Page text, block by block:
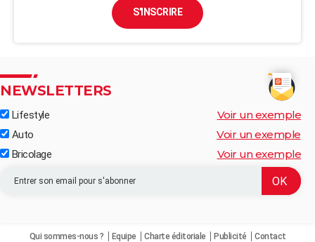
S'INSCRIRE
NEWSLETTERS
Lifestyle Voir un exemple
Auto Voir un exemple
Bricolage Voir un exemple
Qui sommes-nous ? Equipe Charte éditoriale Publicité Contact